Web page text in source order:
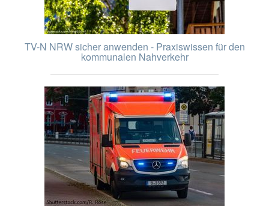
TV-N NRW sicher anwenden - Praxiswissen für den
kommunalen Nahverkehr